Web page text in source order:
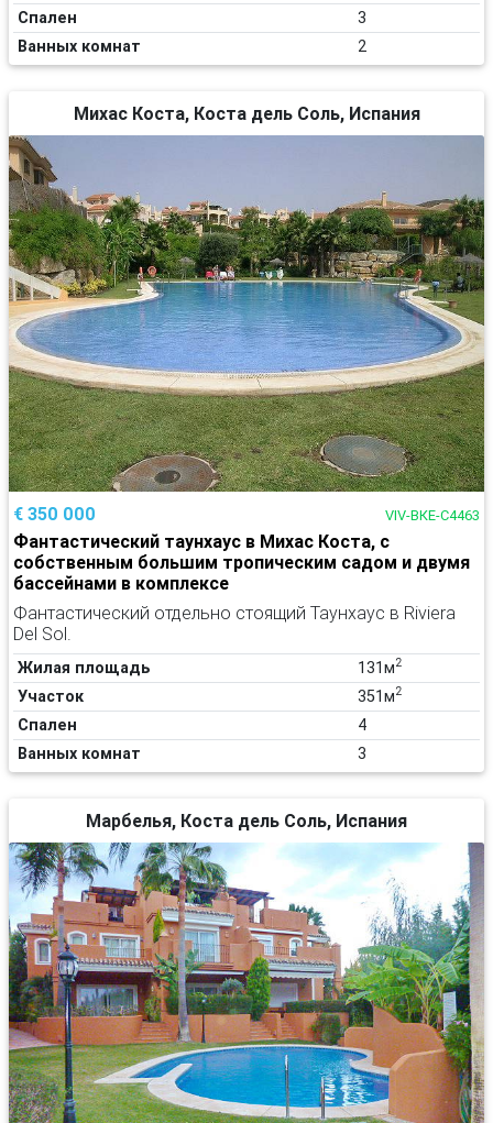
Спален
3
Ванных комнат
2
Михас Коста, Коста дель Соль, Испания
€ 350 000 VIV-ВКЕ-C4463
Фантастический таунхаус в Михас Коста, с
собственным большим тропическим садом и двумя
бассейнами в комплексе
Фантастический отдельно стоящий Таунхаус в Riviera
Del Sol.
Жилая площадь 131м2
Участок 351м2
Спален
4
Ванных комнат
3
Марбелья, Коста дель Соль, Испания